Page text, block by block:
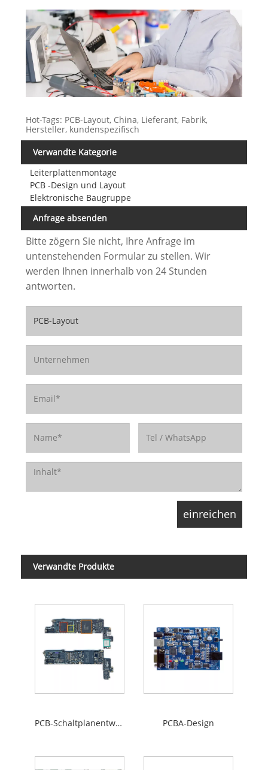
Hot-Tags: PCB-Layout, China, Lieferant, Fabrik,
Hersteller, kundenspezifisch
Verwandte Kategorie
Leiterplattenmontage
PCB -Design und Layout
Elektronische Baugruppe
Anfrage absenden
Bitte zögern Sie nicht, Ihre Anfrage im
untenstehenden Formular zu stellen. Wir
werden Ihnen innerhalb von 24 Stunden
antworten.
Verwandte Produkte
PCB-Schaltplanentwurf PCBA-Design